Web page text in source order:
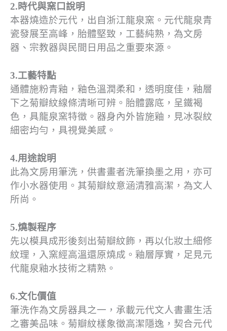
2.時代與窯口說明
本器燒造於元代，出自浙江龍泉窯。元代龍泉青
瓷發展至高峰，胎體堅致，工藝純熟，為文房
器、宗教器與民間日用品之重要來源。
3.工藝特點
通體施粉青釉，釉色溫潤柔和，透明度佳，釉層
下之菊瓣紋線條清晰可辨。胎體露底，呈鐵褐
色，具龍泉窯特徵。器身內外皆施釉，見冰裂紋
細密均勻，具視覺美感。
4.用途說明
此為文房用筆洗，供書畫者洗筆換墨之用，亦可
作小水器使用。其菊瓣紋意涵清雅高潔，為文人
所尚。
5.燒製程序
先以模具成形後刻出菊瓣紋飾，再以化妝土細修
紋理，入窯經高溫還原燒成。釉層厚實，足見元
代龍泉釉水技術之精熟。
6.文化價值
筆洗作為文房器具之一，承載元代文人書畫生活
之審美品味。菊瓣紋樣象徵高潔隱逸，契合元代